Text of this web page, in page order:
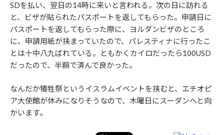
SDを払い、翌日の14時に来いと言われる。次の日に訪れる
と、ビザが貼られたパスポートを返してもらった。申請日に
パスポートを返してもらった際に、ヨルダンビザのところ
に、申請用紙が挟まっていたので、パレスティナに行ったこ
とは十中八九ばれている。ともかくカイロだったら100USD
だったので、半額で済んで良かった。
なんだか犠牲祭というイスラムイベントを挟むと、エチオピ
ア大使館が休みになりそうなので、木曜日にスーダンへと向
かいます。